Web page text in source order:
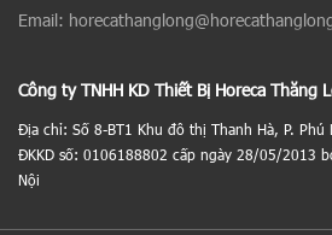
Email:
Công ty TNHH KD Thiết Bị Horeca Thăng
Địa chỉ: Số 8-BT1 Khu đô thị Thanh Hà, P. Phú
ĐKKD số: 0106188802 cấp ngày 28/05/2013
Nội